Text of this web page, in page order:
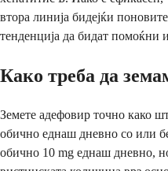
втора линија бидејќи
тенденција да бидат помоќни
Како треба да
Земете адефовир точно како
обично еднаш дневно со или
обично 10 mg еднаш дневно,